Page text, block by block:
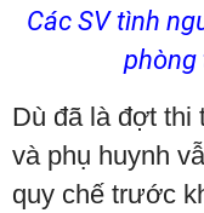
Các SV tình
phòng
Dù đã là đợt thi
và phụ huynh
quy chế trước